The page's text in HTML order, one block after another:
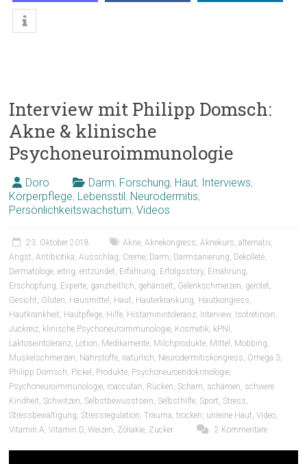
Interview mit Philipp Domsch:
Akne & klinische
Psychoneuroimmunologie
Doro Darm, Forschung, Haut, Interviews,
Körperpflege, Lebensstil, Neurodermitis,
Persönlichkeitswachstum,Videos
23. Oktober 2018 Akne ,Aknekongress ,Aknekurs ,alternativ,
Angst ,Antibiotika ,Ausschlag Creme Darm Darmsanierung Dekolleté
Dermatologe ,eitrig ,entzündet Erfahrung Erfolgsstory, Ernährung
Erschöpfung Experte ganzheitlich gehänselt Gelenkschmerzen gerötet
Gesicht Gluten Hausmittel Haut Hauterkrankung Hautkongress
Hautkrankheit Hautpflege Hilfe Histaminintoleranz Interview, Isotretinoin
Juckreiz klinische Psychoneuroimmunologie Kosmetik kPNI
Laktoseintoleranz Lotion Medikamente Milchprodukte Mittel Mobbing
Muskelschmerzen Nährstoffe natürlich Neurodermitiskongress Omega 3
Philipp Domsch Pickel Produkte Psychoneuroendokrinologie
Psychoneuroimmunologie roaccutan Rücken Scham schämen schwere
Kindheit Schwitzen Selbstbewusstsein Selbsthilfe Sport Stress
Stressbewältigung Stressregulation ,Trauma ,trocken unreine Haut ,Video
Vitamin A ,Vitamin D ,Weizen Zöliakie Zucker 2 Kommentare